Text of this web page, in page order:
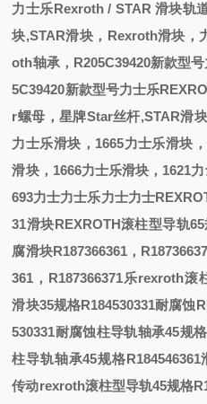
力士乐Rexroth / STAR 滑块轨
块,STAR滑块， Rexroth滑块，
oth轴承， R205C39420新款型
5C39420新款型号力士乐
r螺母，星牌Star丝杆,STAR滑
力士乐滑块， 1665力士乐滑块，
滑块， 1666力士乐滑块， 1621力
693力士力士乐力士力士
31滑块REXROTH滚柱型导轨
腐滑块R187366361，
361，R187366371乐rexroth滚
滑块35规格R184530331耐腐蚀
530331耐腐蚀柱导轨轴承45规
柱导轨轴承45规格R184546361
传动rexroth滚柱型导轨45规格